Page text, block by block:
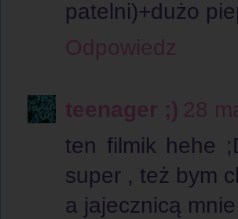
patelni)+dużo
Odpowiedz
teenager ;) 28
ten filmik hehe
super , też bym
a jajecznicą